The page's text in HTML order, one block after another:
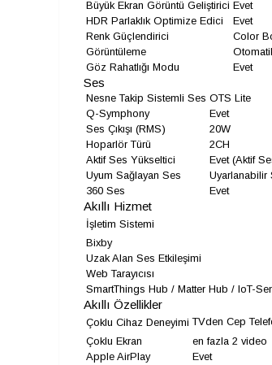
Büyük Ekran Görüntü Geliştirici Evet
HDR Parlaklık Optimize Edici
Evet
Renk Güçlendirici
Color
Görüntüleme
Göz Rahatlığı Modu
Evet
Ses
Nesne Takip Sistemli Ses OTS Lite
Q-Symphony
Evet
Ses Çıkışı (RMS)
20W
Hoparlör Türü
2CH
Aktif Ses Yükseltici
Evet (Aktif
Uyum Sağlayan Ses
Uyarlanabilir
360 Ses
Evet
Akıllı Hizmet
İşletim Sistemi
Bixby
Uzak Alan Ses Etkileşimi
Web Tarayıcısı
SmartThings Hub / Matter Hub / IoT-
Akıllı Özellikler
Çoklu Cihaz Deneyimi TVden Cep
Çoklu Ekran
en fazla 2 video
Apple AirPlay
Evet